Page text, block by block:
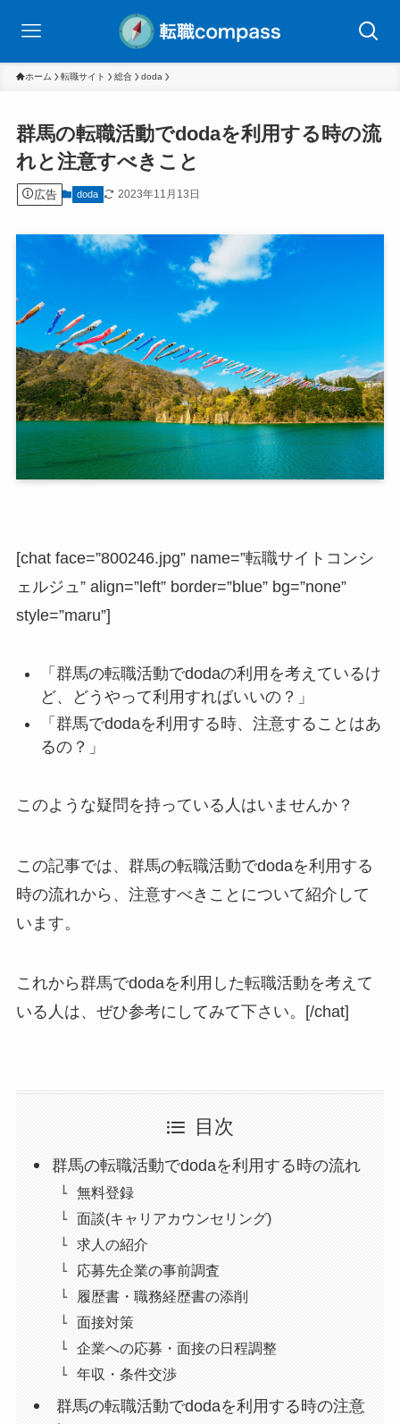
ホーム 転職サイト 総合 doda
群馬の転職活動でdodaを利用する時の流
れと注意すべきこと
広告 doda 2023年11月13日
[chat face=”800246.jpg” name=”転職サイトコンシ
ェルジュ” align=”left” border=”blue” bg=”none”
style=”maru”]
「群馬の転職活動でdodaの利用を考えているけ
ど、どうやって利用すればいいの？」
「群馬でdodaを利用する時、注意することはあ
るの？」
このような疑問を持っている人はいませんか？
この記事では、群馬の転職活動でdodaを利用する
時の流れから、注意すべきことについて紹介して
います。
これから群馬でdodaを利用した転職活動を考えて
いる人は、ぜひ参考にしてみて下さい。[/chat]
目次
群馬の転職活動でdodaを利用する時の流れ
無料登録
面談(キャリアカウンセリング)
求人の紹介
応募先企業の事前調査
履歴書・職務経歴書の添削
面接対策
企業への応募・面接の日程調整
年収・条件交渉
群馬の転職活動でdodaを利用する時の注意